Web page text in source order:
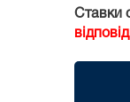
Ставки